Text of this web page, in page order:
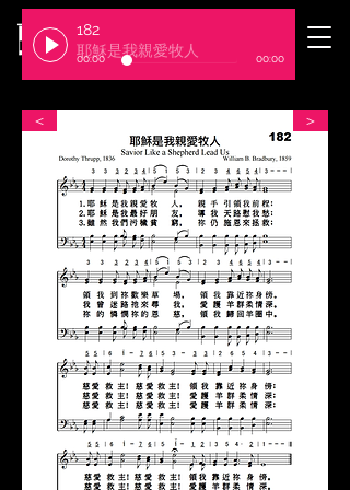
​臺北基督徒聚會處
182
耶穌是我親愛牧人
00:00 00:00
＜ ＞